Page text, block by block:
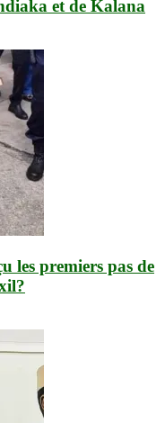
et de Kalana
les premiers pas de